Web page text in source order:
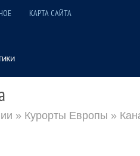
КАРТА САЙТА
» Курорты Европы »